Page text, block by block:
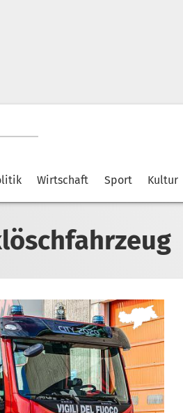
Wirtschaft Sport Kultur